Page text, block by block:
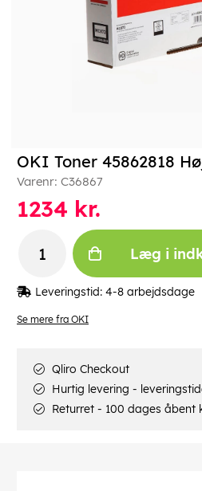
Se mere fra OKI
OKI Toner 45862818
Varenr: C36867
1234 kr.
Læg i
Leveringstid: 4-8 arbejdsdage
Qliro Checkout
Hurtig levering -
Returret - 100 dages åbent